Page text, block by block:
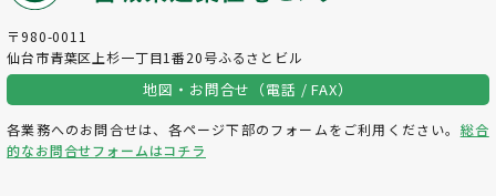
〒980-0011
仙台市青葉区上杉一丁目1番20号ふるさとビル
地図・お問合せ（電話 / FAX）
各業務へのお問合せは、各ページ下部のフォームをご利用ください。 総合
的なお問合せフォームはコチラ